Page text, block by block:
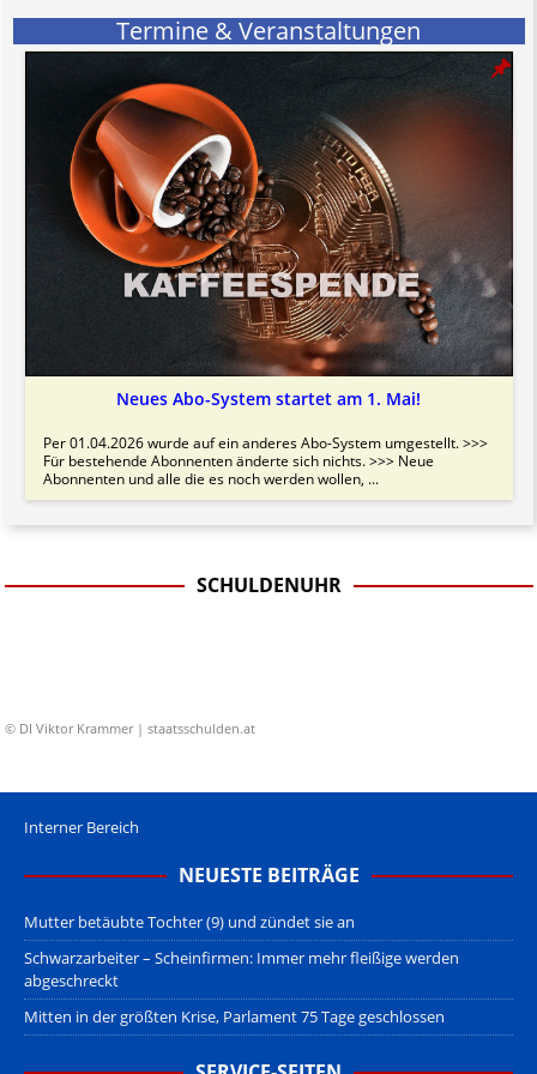
Termine & Veranstaltungen
Neues Abo-System startet am 1. Mai!
Per 01.04.2026 wurde auf ein anderes Abo-System umgestellt. >>>
Für bestehende Abonnenten änderte sich nichts. >>> Neue
Abonnenten und alle die es noch werden wollen, ...
SCHULDENUHR
© DI Viktor Krammer | staatsschulden.at
Interner Bereich
NEUESTE BEITRÄGE
Mutter betäubte Tochter (9) und zündet sie an
Schwarzarbeiter – Scheinfirmen: Immer mehr fleißige werden
abgeschreckt
Mitten in der größten Krise, Parlament 75 Tage geschlossen